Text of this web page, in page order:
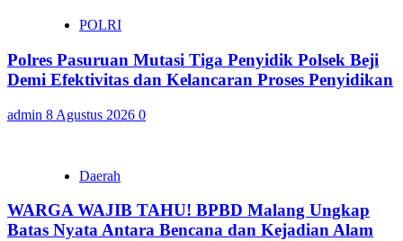
POLRI
Polres Pasuruan Mutasi Tiga Penyidik Polsek Beji
Demi Efektivitas dan Kelancaran Proses Penyidikan
admin 8 Agustus 2026 0
Daerah
WARGA WAJIB TAHU! BPBD Malang Ungkap
Batas Nyata Antara Bencana dan Kejadian Alam